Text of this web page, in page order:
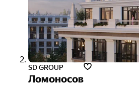
SD GROUP
Ломоносов